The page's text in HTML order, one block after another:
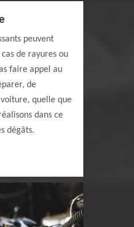
peuvent
de rayures ou
faire appel au
de
quelle que
dans ce
dégâts.